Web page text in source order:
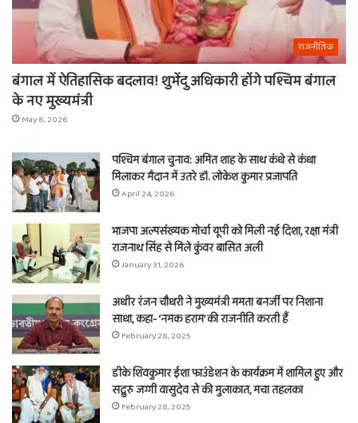
राजनीतिक
बंगाल में ऐतिहासिक बदलाव! शुभेंदु अधिकारी होंगे पश्चिम बंगाल
के नए मुख्यमंत्री
May 8, 2026
पश्चिम बंगाल चुनाव: अमित शाह के साथ कंधे से कंधा
मिलाकर मैदान में उतरे डॉ. लोकेश कुमार प्रजापति
April 24, 2026
भाजपा अल्पसंख्यक मोर्चा यूपी को मिली नई दिशा, रक्षा मंत्री
राजनाथ सिंह से मिले कुंवर बासित अली
January 31, 2026
अधीर रंजन चौधरी ने मुख्यमंत्री ममता बनर्जी पर निशाना
साधा, कहा- ‘नमक हराम’ की राजनीति करती हैं
February 28, 2025
डीके शिवकुमार ईशा फाउंडेशन के कार्यक्रम में शामिल हुए और
सद्गुरु जग्गी वासुदेव से की मुलाकात, मचा तहलका
February 28, 2025